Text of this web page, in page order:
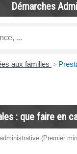
Démarches
aux familles >
: que faire en
(Premier